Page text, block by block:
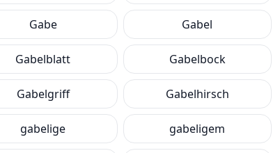
Gabe Gabel
Gabelblatt Gabelbock
Gabelgriff Gabelhirsch
gabelige gabeligem